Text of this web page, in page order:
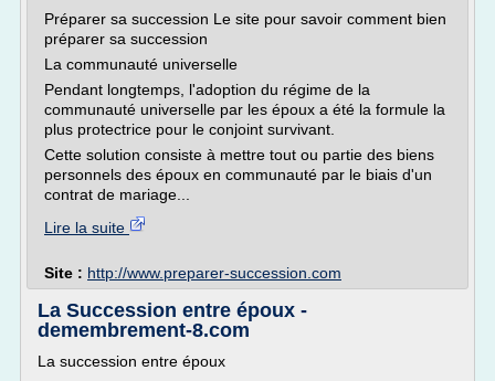
Préparer sa succession Le site pour savoir comment bien
préparer sa succession
La communauté universelle
Pendant longtemps, l'adoption du régime de la
communauté universelle par les époux a été la formule la
plus protectrice pour le conjoint survi­vant.
Cette solution consiste à mettre tout ou partie des biens
personnels des époux en communauté par le biais d'un
contrat de mariage...
Lire la suite
Site : http://www.preparer-succession.com
La Succession entre époux -
demembrement-8.com
La succession entre époux